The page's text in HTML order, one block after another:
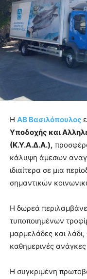
Η ΑΒ Βασιλόπουλος
Υποδοχής και
(Κ.Υ.Α.Δ.Α.),
κάλυψη άμεσων
ιδιαίτερα σε μια
σημαντικών
Η δωρεά
τυποποιημένων
μαρμελάδες και
καθημερινές
Η συγκριμένη